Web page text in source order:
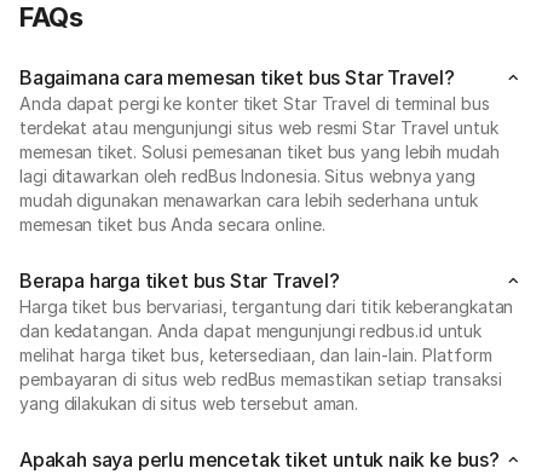
FAQs
Bagaimana cara memesan tiket bus Star Travel?
Anda dapat pergi ke konter tiket Star Travel di terminal bus
terdekat atau mengunjungi situs web resmi Star Travel untuk
memesan tiket. Solusi pemesanan tiket bus yang lebih mudah
lagi ditawarkan oleh redBus Indonesia. Situs webnya yang
mudah digunakan menawarkan cara lebih sederhana untuk
memesan tiket bus Anda secara online.
Berapa harga tiket bus Star Travel?
Harga tiket bus bervariasi, tergantung dari titik keberangkatan
dan kedatangan. Anda dapat mengunjungi redbus.id untuk
melihat harga tiket bus, ketersediaan, dan lain-lain. Platform
pembayaran di situs web redBus memastikan setiap transaksi
yang dilakukan di situs web tersebut aman.
Apakah saya perlu mencetak tiket untuk naik ke bus?